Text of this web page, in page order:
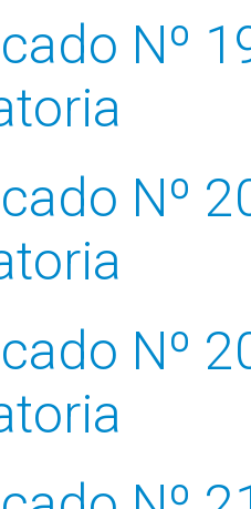
Nº
Nº
Nº